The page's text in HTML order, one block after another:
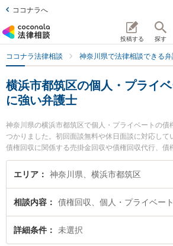
ココナラへ
投稿する 探す
ココナラ法律相談 神奈川県で法律相談できる
横浜市都筑区の個人・プライ
に強い弁護士
神奈川県の横浜市都筑区で個人・プライベートの債
つかりました。初回面談無料や休日面談に対応して
債権回収に関係する売掛金回収や債権回収代行、債
野での絞り込み検索もでき便利です。特に神奈川港
護士や港北つばき法律事務所の椿 良和弁護士、都
収のトラブルを今すぐに弁護士に相談したい』『個
収のトラブル解決の実績豊富な近くの弁護士を検索
個人・プライベートの債権回収を法律相談できる横
エリア 神奈川県、横浜市都筑区
相談内容 債権回収、個人・プライベート
詳細条件 未選択